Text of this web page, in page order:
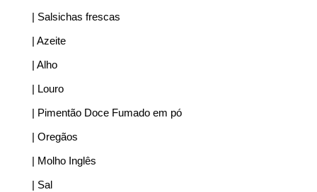
| Salsichas frescas
| Azeite
| Alho
| Louro
| Pimentão Doce Fumado em pó
| Oregãos
| Molho Inglês
| Sal